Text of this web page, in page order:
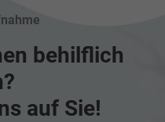
behilflich
auf Sie!